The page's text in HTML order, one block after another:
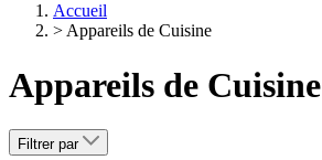
Accueil
> Appareils de Cuisine
Appareils de Cuisine
Filtrer par